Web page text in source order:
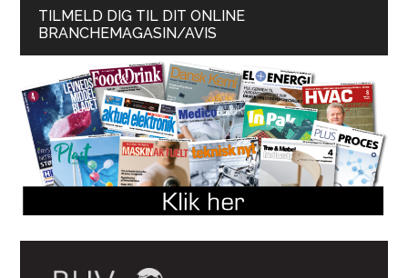
TILMELD DIG TIL DIT ONLINE
BRANCHEMAGASIN/AVIS